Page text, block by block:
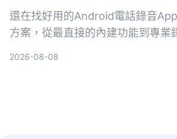
還在找好用的Android電話錄音
方案，從最直接的內建功能到專業
2026-08-08